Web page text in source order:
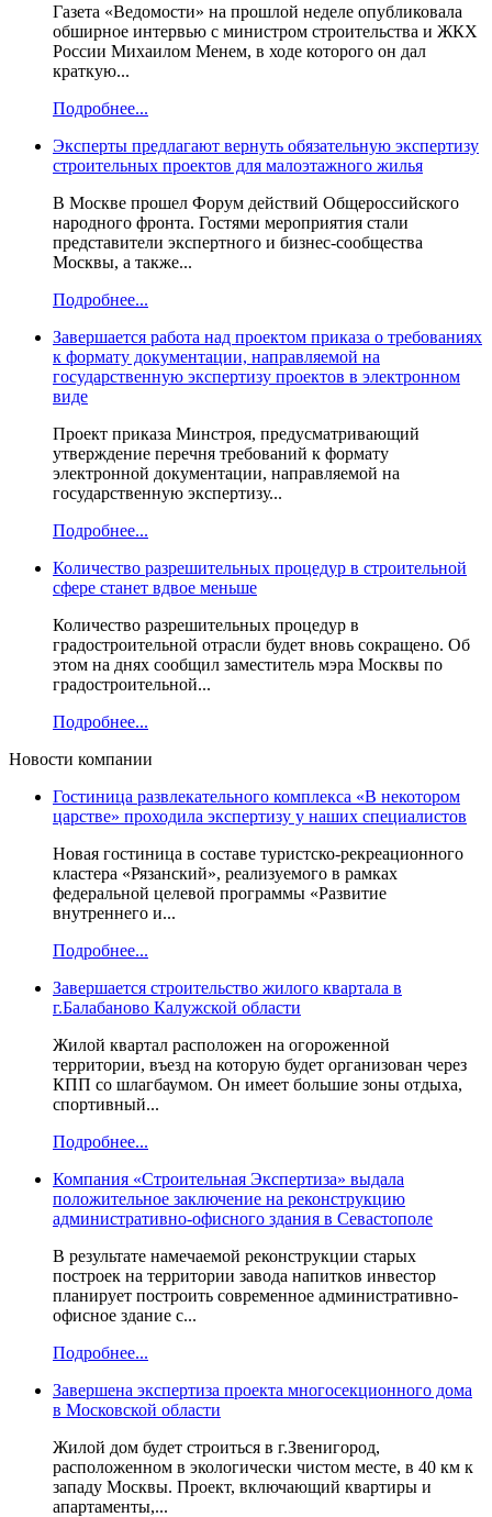
Газета «Ведомости» на прошлой неделе опубликовала
обширное интервью с министром строительства и ЖКХ
России Михаилом Менем, в ходе которого он дал
краткую...
Подробнее...
Эксперты предлагают вернуть обязательную экспертизу
строительных проектов для малоэтажного жилья
В Москве прошел Форум действий Общероссийского
народного фронта. Гостями мероприятия стали
представители экспертного и бизнес-сообщества
Москвы, а также...
Подробнее...
Завершается работа над проектом приказа о требованиях
к формату документации, направляемой на
государственную экспертизу проектов в электронном
виде
Проект приказа Минстроя, предусматривающий
утверждение перечня требований к формату
электронной документации, направляемой на
государственную экспертизу...
Подробнее...
Количество разрешительных процедур в строительной
сфере станет вдвое меньше
Количество разрешительных процедур в
градостроительной отрасли будет вновь сокращено. Об
этом на днях сообщил заместитель мэра Москвы по
градостроительной...
Подробнее...
Новости компании
Гостиница развлекательного комплекса «В некотором
царстве» проходила экспертизу у наших специалистов
Новая гостиница в составе туристско-рекреационного
кластера «Рязанский», реализуемого в рамках
федеральной целевой программы «Развитие
внутреннего и...
Подробнее...
Завершается строительство жилого квартала в
г.Балабаново Калужской области
Жилой квартал расположен на огороженной
территории, въезд на которую будет организован через
КПП со шлагбаумом. Он имеет большие зоны отдыха,
спортивный...
Подробнее...
Компания «Строительная Экспертиза» выдала
положительное заключение на реконструкцию
административно-офисного здания в Севастополе
В результате намечаемой реконструкции старых
построек на территории завода напитков инвестор
планирует построить современное административно-
офисное здание с...
Подробнее...
Завершена экспертиза проекта многосекционного дома
в Московской области
Жилой дом будет строиться в г.Звенигород,
расположенном в экологически чистом месте, в 40 км к
западу Москвы. Проект, включающий квартиры и
апартаменты,...